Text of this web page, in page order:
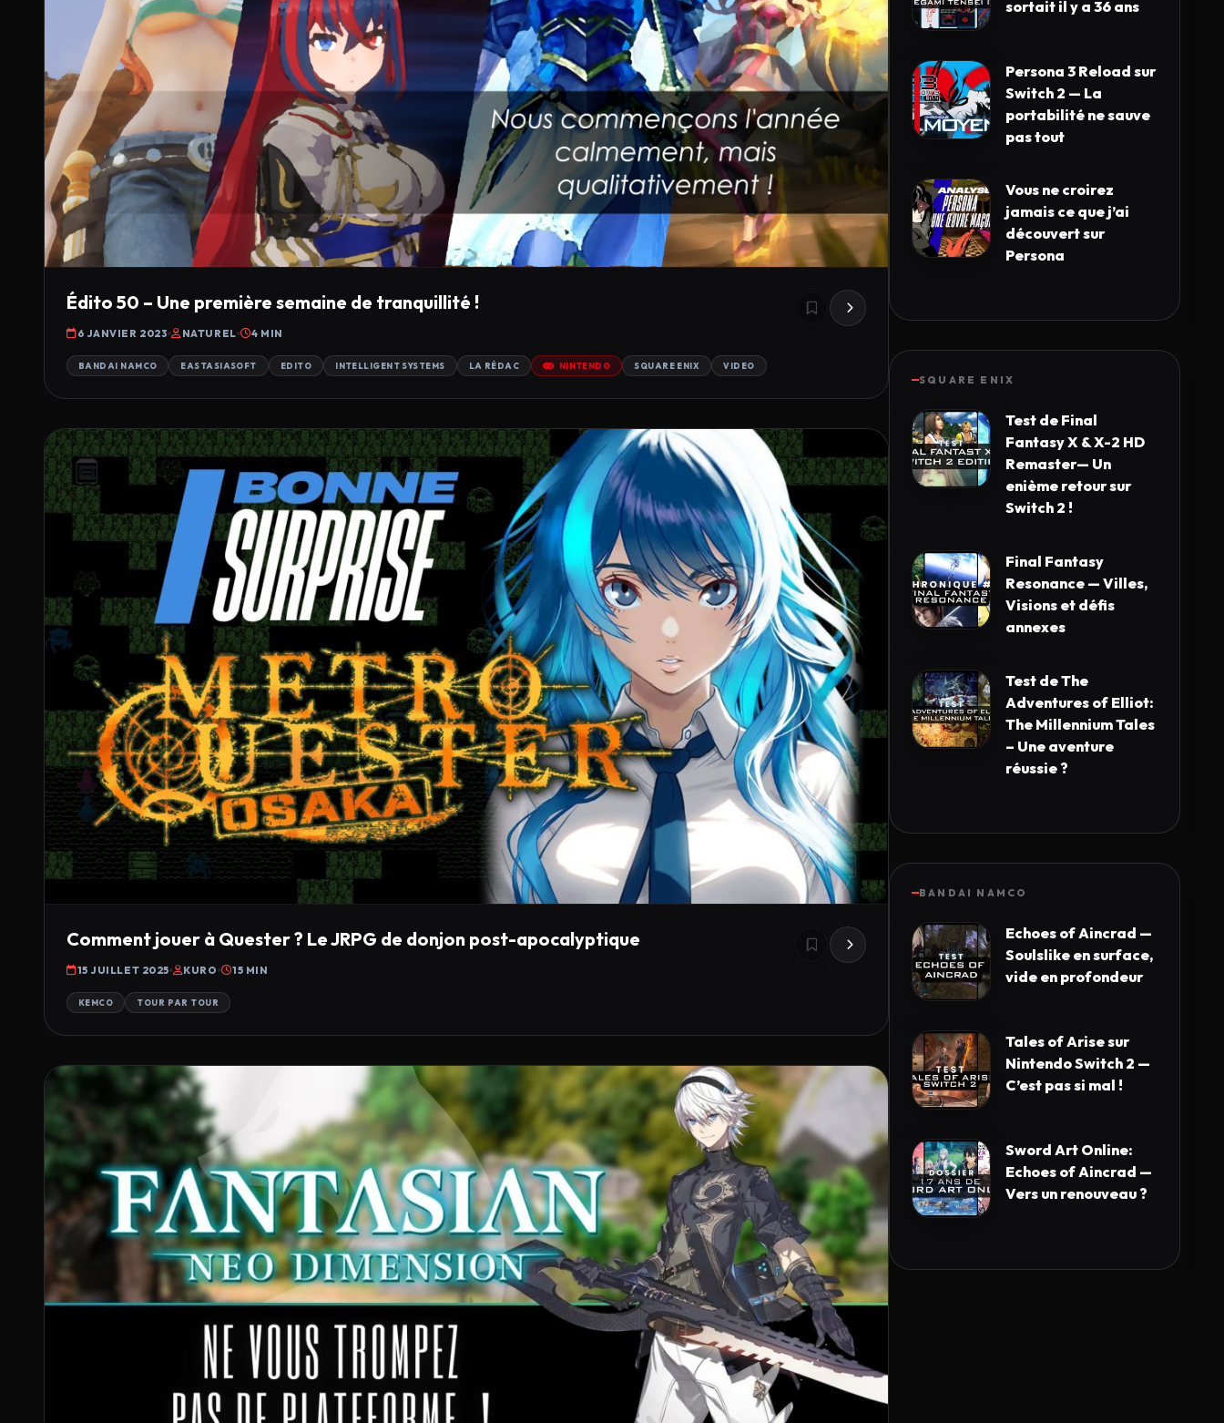
Édito 50 – Une première semaine de tranquillité !
6 JANVIER 2023 NATUREL 4 MIN
BANDAI NAMCO EASTASIASOFT EDITO INTELLIGENT SYSTEMS LA RÉDAC NINTENDO SQUARE ENIX VIDEO
Comment jouer à Quester ? Le JRPG de donjon post-apocalyptique
15 JUILLET 2025 KURO 15 MIN
KEMCO TOUR PAR TOUR
sortait il y a 36 ans
Persona 3 Reload sur
Switch 2 — La
portabilité ne sauve
pas tout
Vous ne croirez
jamais ce que j’ai
découvert sur
Persona
SQUARE ENIX
Test de Final
Fantasy X & X-2 HD
Remaster— Un
enième retour sur
Switch 2 !
Final Fantasy
Resonance — Villes,
Visions et défis
annexes
Test de The
Adventures of Elliot:
The Millennium Tales
– Une aventure
réussie ?
BANDAI NAMCO
Echoes of Aincrad —
Soulslike en surface,
vide en profondeur
Tales of Arise sur
Nintendo Switch 2 —
C’est pas si mal !
Sword Art Online:
Echoes of Aincrad —
Vers un renouveau ?